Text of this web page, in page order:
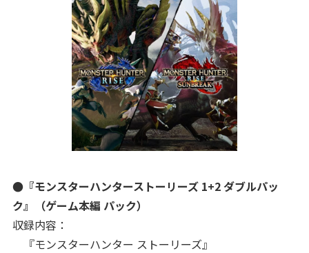
●『モンスターハンターストーリーズ 1+2 ダブルパッ
ク』（ゲーム本編 パック）
収録内容：
『モンスターハンター ストーリーズ』